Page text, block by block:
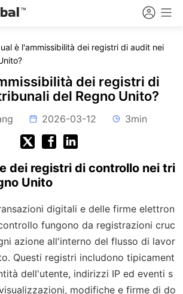
è l'ammissibilità dei registri di audit nei
dei registri di
del Regno Unito?
2026-03-12 3min
dei registri di controllo nei tri
Unito
digitali e delle firme elettron
fungono da registrazioni cruc
azione all'interno del flusso di lavor
Questi registri includono tipicament
dell'utente, indirizzi IP ed eventi s
modifiche e firme di do